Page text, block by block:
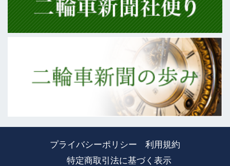
プライバシーポリシー
利用規約
特定商取引法に基づく表示